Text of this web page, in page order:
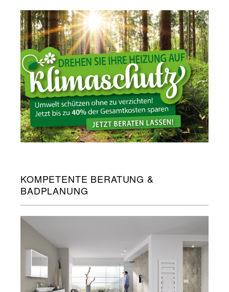
KOMPETENTE BERATUNG &
BADPLANUNG